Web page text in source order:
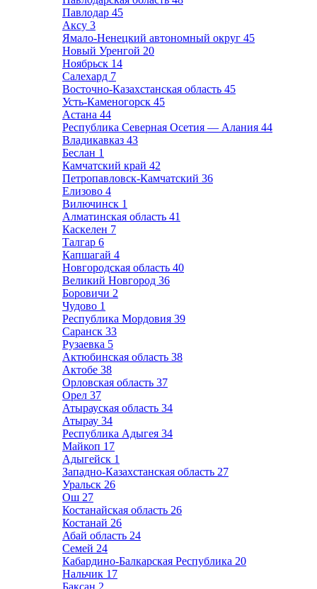
Павлодар 45
Аксу 3
Ямало-Ненецкий автономный округ 45
Новый Уренгой 20
Ноябрьск 14
Салехард 7
Восточно-Казахстанская область 45
Усть-Каменогорск 45
Астана 44
Республика Северная Осетия — Алания 44
Владикавказ 43
Беслан 1
Камчатский край 42
Петропавловск-Камчатский 36
Елизово 4
Вилючинск 1
Алматинская область 41
Каскелен 7
Талгар 6
Капшагай 4
Новгородская область 40
Великий Новгород 36
Боровичи 2
Чудово 1
Республика Мордовия 39
Саранск 33
Рузаевка 5
Актюбинская область 38
Актобе 38
Орловская область 37
Орел 37
Атырауская область 34
Атырау 34
Республика Адыгея 34
Майкоп 17
Адыгейск 1
Западно-Казахстанская область 27
Уральск 26
Ош 27
Костанайская область 26
Костанай 26
Абай область 24
Семей 24
Кабардино-Балкарская Республика 20
Нальчик 17
Баксан 2